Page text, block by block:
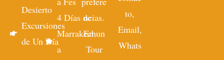
Desierto
Excursiones
de Un Día
4 Días de
Marrakech
a
ncias.
En un
Tour
to,
Email,
Whats